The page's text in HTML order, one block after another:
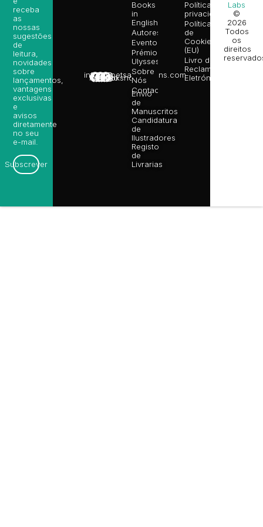
info@poetsandragons.com
Infantil
Adulto
Bookshop
Books
in
English
Autores
Eventos
Prémio
Ulysses
Sobre
Nós
Contactos
Envio
de
Manuscritos
Candidatura
de
Ilustradores
Registo
de
Livrarias
Política de
privacidade
Política
de
Cookies
(EU)
Livro de
Reclamações
Eletrónico
receba
as
nossas
sugestões
de
leitura,
novidades
sobre
lançamentos,
vantagens
exclusivas
e
avisos
diretamente
no seu
e-mail.
Subscrever
Labs
©
2026
Todos
os
direitos